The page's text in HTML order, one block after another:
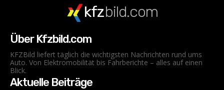
kfzbild.com
Über Kfzbild.com
KFZBild liefert täglich die wichtigsten Nachrichten rund ums
Auto. Von Elektromobilität bis Fahrberichte – alles auf einen
Blick.
Aktuelle Beiträge